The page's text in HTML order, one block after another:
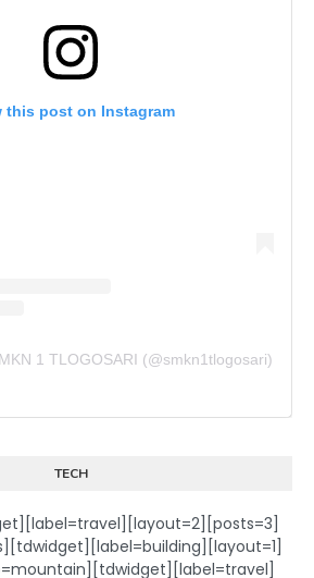
this post on Instagram
1 TLOGOSARI (@smkn1tlogosari)
TECH